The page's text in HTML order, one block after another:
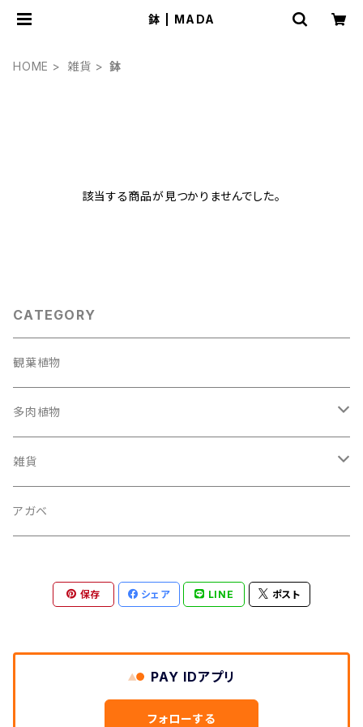
鉢 | MADA
HOME 雑貨 鉢
該当する商品が見つかりませんでした。
CATEGORY
観葉植物
多肉植物
パキポディウム
ユーフォルビア
アロエ
雑貨
鉢
アガベ
保存 シェア LINE ポスト
PAY IDアプリ
フォローする